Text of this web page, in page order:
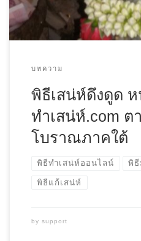
บทความ
พิธีเสน่ห์ดึงดูด
ทําเสน่ห์.com ต
โบราณภาคใต้
พิธีทำเสน่ห์ออนไลน์ พิธี
พิธีแก้เสน่ห์
by support